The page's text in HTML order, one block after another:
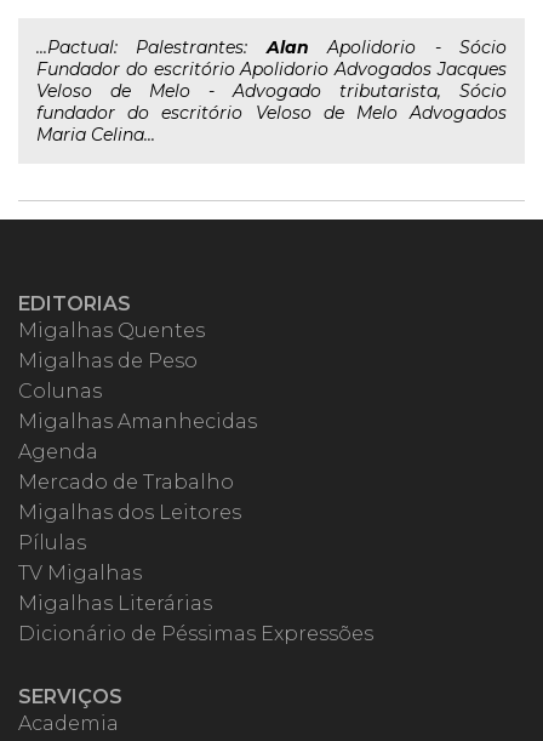
...Pactual: Palestrantes:Alan Apolidorio - Sócio
Fundador do escritório Apolidorio Advogados Jacques
Veloso de Melo - Advogado tributarista, Sócio
fundador do escritório Veloso de Melo Advogados
Maria Celina...
EDITORIAS
Migalhas Quentes
Migalhas de Peso
Colunas
Migalhas Amanhecidas
Agenda
Mercado de Trabalho
Migalhas dos Leitores
Pílulas
TV Migalhas
Migalhas Literárias
Dicionário de Péssimas Expressões
SERVIÇOS
Academia